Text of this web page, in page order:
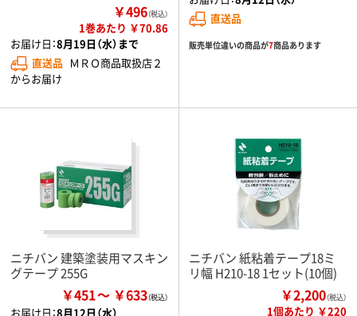
￥496（税込）
1巻あたり ￥70.86
お届け日：8月19日（水）まで
直送品 ＭＲＯ商品取扱店２
からお届け
直送品
販売単位違いの商品が7商品あります
ニチバン 建築塗装用マスキン
グテープ 255G
￥451 ￥633
お届け日：8月12日（水）
ニチバン 紙粘着テープ18ミ
リ幅 H210-18 1セット(10個)
￥2,200（税込）
1個あたり ￥220